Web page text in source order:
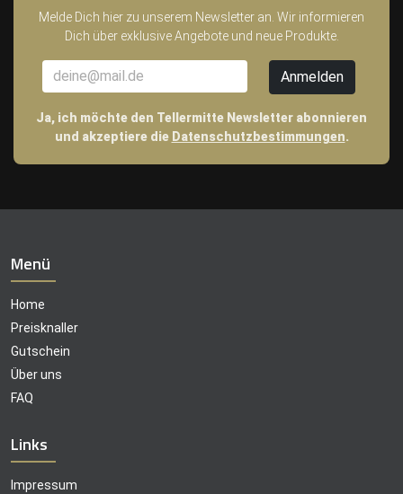
Melde Dich hier zu unserem Newsletter an. Wir informieren
Dich über exklusive Angebote und neue Produkte.
Ja, ich möchte den Tellermitte Newsletter abonnieren
und akzeptiere die Datenschutzbestimmungen.
Menü
Home
Preisknaller
Gutschein
Über uns
FAQ
Links
Impressum